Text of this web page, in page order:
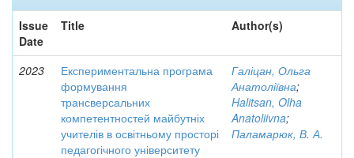
Issue
Date
Title Author(s)
2023
Експериментальна програма
формування
трансверсальних
компетентностей майбутніх
учителів в освітньому просторі
педагогічного університету
Галіцан, Ольга
Анатоліївна;
Halitsan, Olha
Anatoliivna;
Паламарюк, В. А.